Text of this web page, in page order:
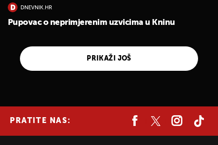
DNEVNIK.HR
Pupovac o neprimjerenim uzvicima u Kninu
PRIKAŽI JOŠ
PRATITE NAS: